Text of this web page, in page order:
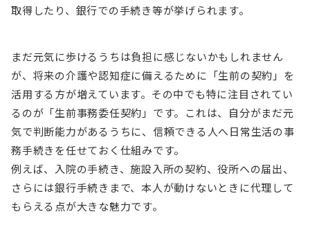
取得したり、銀行での手続き等が挙げられます。
まだ元気に歩けるうちは負担に感じないかもしれません
が、将来の介護や認知症に備えるために「生前の契約」を
活用する方が増えています。その中でも特に注目されてい
るのが「生前事務委任契約」です。これは、自分がまだ元
気で判断能力があるうちに、信頼できる人へ日常生活の事
務手続きを任せておく仕組みです。
例えば、入院の手続き、施設入所の契約、役所への届出、
さらには銀行手続きまで、本人が動けないときに代理して
もらえる点が大きな魅力です。